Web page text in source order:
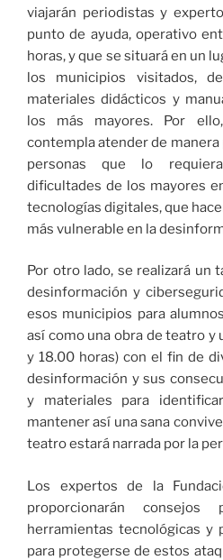
viajarán periodistas y
punto de ayuda, operativo
horas, y que se situará en un
los municipios visitados,
materiales didácticos y
los más mayores. Por
contempla atender de manera
personas que lo
dificultades de los mayores
tecnologías digitales, que
más vulnerable en la
Por otro lado, se realizará un
desinformación y
esos municipios para
así como una obra de teatro y
y 18.00 horas) con el fin de
desinformación y sus
y materiales para
mantener así una sana
teatro estará narrada por la
Los expertos de la
proporcionarán consejos
herramientas tecnológicas y
para protegerse de estos